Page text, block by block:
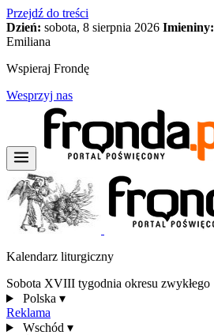
Przejdź do treści
Dzień: sobota, 8 sierpnia 2026 Imieniny:
Emiliana
Wspieraj Frondę
Wesprzyj nas
Kalendarz liturgiczny
Sobota XVIII tygodnia okresu zwykłego
Polska ▾
Reklama
Wschód ▾